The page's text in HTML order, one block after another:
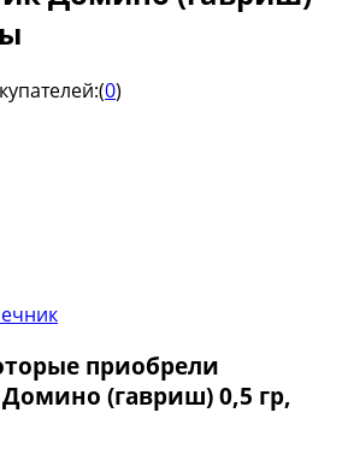
(0)
приобрели
(гавриш) 0,5 гр,